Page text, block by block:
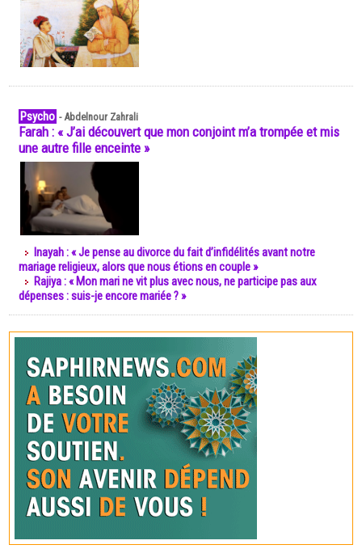
Psycho -Abdelnour Zahrali
Farah : « J’ai découvert que mon conjoint m’a trompée et mis
une autre fille enceinte »
Inayah : « Je pense au divorce du fait d’infidélités avant notre
mariage religieux, alors que nous étions en couple »
Rajiya : « Mon mari ne vit plus avec nous, ne participe pas aux
dépenses : suis-je encore mariée ? »